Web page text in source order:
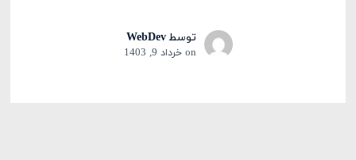
توسطWebDev
on خرداد 9, 1403